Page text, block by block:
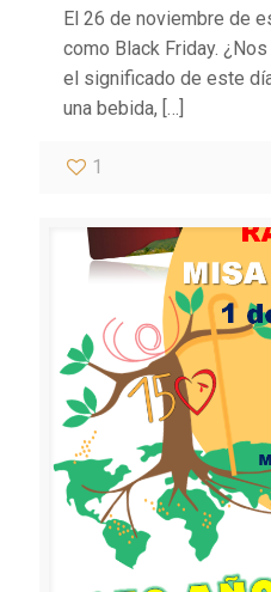
El 26 de noviembre de
como Black Friday.
el significado de este
una bebida, […]
1